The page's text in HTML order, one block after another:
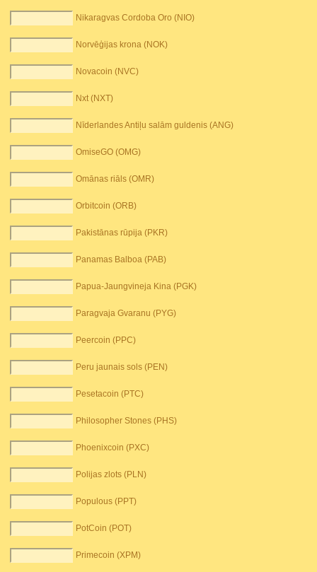
Nikaragvas Cordoba Oro (NIO)
Norvēģijas krona (NOK)
Novacoin (NVC)
Nxt (NXT)
Nīderlandes Antiļu salām guldenis (ANG)
OmiseGO (OMG)
Omānas riāls (OMR)
Orbitcoin (ORB)
Pakistānas rūpija (PKR)
Panamas Balboa (PAB)
Papua-Jaungvineja Kina (PGK)
Paragvaja Gvaranu (PYG)
Peercoin (PPC)
Peru jaunais sols (PEN)
Pesetacoin (PTC)
Philosopher Stones (PHS)
Phoenixcoin (PXC)
Polijas zlots (PLN)
Populous (PPT)
PotCoin (POT)
Primecoin (XPM)